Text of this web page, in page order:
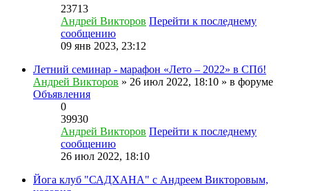
23713
Андрей Викторов Перейти к последнему
сообщению
09 янв 2023, 23:12
Летний семинар - марафон «Лето – 2022» в СПб!
Андрей Викторов » 26 июл 2022, 18:10 » в форуме
Объявления
0
39930
Андрей Викторов Перейти к последнему
сообщению
26 июл 2022, 18:10
Йога клуб "САДХАНА" с Андреем Викторовым,